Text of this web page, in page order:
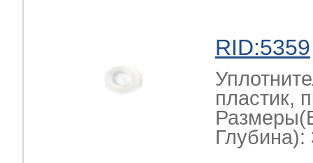
RID:5359
пластик,
Глубина):